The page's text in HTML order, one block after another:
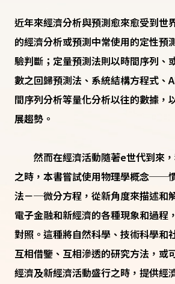
近年來經濟分析與預測愈來愈受到世
的經濟分析或預測中常使用的定性預
驗判斷；定量預測法則以時間序列、
數之回歸預測法、系統結構方程式、
間序列分析等量化分析以往的數據，
展趨勢。
然而在經濟活動隨著e世代到來，
之時，本書嘗試使用物理學概念──
法－─微分方程，從新角度來描述和
電子金融和新經濟的各種現象和過程
對照。這種將自然科學、技術科學和
互相借鑒、互相滲透的研究方法，或
經濟及新經濟活動盛行之時，提供經